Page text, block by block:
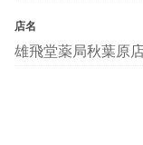
店名
雄飛堂薬局秋葉原